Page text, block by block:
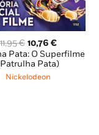
11,95€ O
preço
original
era:
10,76 €O
preço
atual
Pata: O Superfilme
Pata)
Nickelodeon